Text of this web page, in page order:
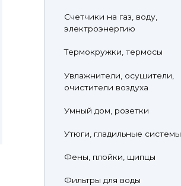
Счетчики на газ, воду,
электроэнергию
Термокружки, термосы
Увлажнители, осушители,
очистители воздуха
Умный дом, розетки
Утюги, гладильные системы
Фены, плойки, щипцы
Фильтры для воды